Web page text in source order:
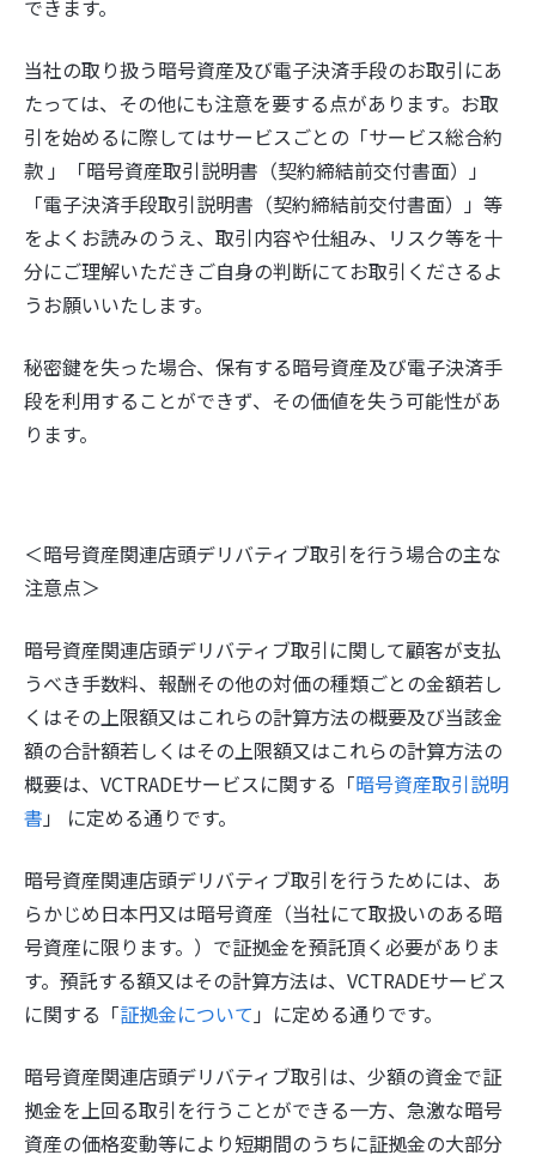
できます。
当社の取り扱う暗号資産及び電子決済手段のお取引にあ
たっては、その他にも注意を要する点があります。お取
引を始めるに際してはサービスごとの「サービス総合約
款 」「暗号資産取引説明書（契約締結前交付書面）」
「電子決済手段取引説明書（契約締結前交付書面）」等
をよくお読みのうえ、取引内容や仕組み、リスク等を十
分にご理解いただきご自身の判断にてお取引くださるよ
うお願いいたします。
秘密鍵を失った場合、保有する暗号資産及び電子決済手
段を利用することができず、その価値を失う可能性があ
ります。
＜暗号資産関連店頭デリバティブ取引を行う場合の主な
注意点＞
暗号資産関連店頭デリバティブ取引に関して顧客が支払
うべき手数料、報酬その他の対価の種類ごとの金額若し
くはその上限額又はこれらの計算方法の概要及び当該金
額の合計額若しくはその上限額又はこれらの計算方法の
概要は、VCTRADEサービスに関する「暗号資産取引説明
書 」 に定める通りです。
暗号資産関連店頭デリバティブ取引を行うためには、あ
らかじめ日本円又は暗号資産（当社にて取扱いのある暗
号資産に限ります。）で証拠金を預託頂く必要がありま
す。預託する額又はその計算方法は、VCTRADEサービス
に関する「証拠金について 」に定める通りです。
暗号資産関連店頭デリバティブ取引は、少額の資金で証
拠金を上回る取引を行うことができる一方、急激な暗号
資産の価格変動等により短期間のうちに証拠金の大部分